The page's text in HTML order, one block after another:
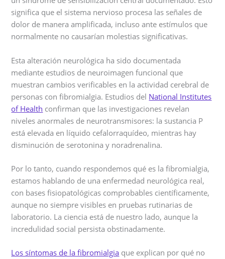
significa que el sistema nervioso procesa las señales de
dolor de manera amplificada, incluso ante estímulos que
normalmente no causarían molestias significativas.
Esta alteración neurológica ha sido documentada
mediante estudios de neuroimagen funcional que
muestran cambios verificables en la actividad cerebral de
personas con fibromialgia. Estudios del National Institutes
of Health confirman que las investigaciones revelan
niveles anormales de neurotransmisores: la sustancia P
está elevada en líquido cefalorraquídeo, mientras hay
disminución de serotonina y noradrenalina.
Por lo tanto, cuando respondemos qué es la fibromialgia,
estamos hablando de una enfermedad neurológica real,
con bases fisiopatológicas comprobables científicamente,
aunque no siempre visibles en pruebas rutinarias de
laboratorio. La ciencia está de nuestro lado, aunque la
incredulidad social persista obstinadamente.
Los síntomas de la fibromialgia que explican por qué no